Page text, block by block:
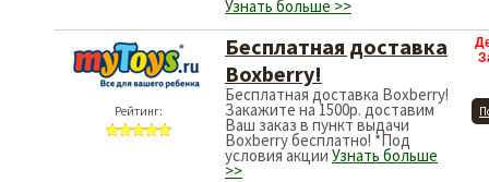
Узнать больше >>
Рейтинг:
Бесплатная доставка
Boxberry!
Бесплатная доставка Boxberry!
Закажите на 1500р. доставим
Ваш заказ в пункт выдачи
Boxberry бесплатно! *Под
условия акции Узнать больше
>>